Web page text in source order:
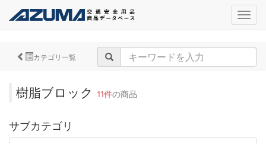
カテゴリ一覧
樹脂ブロック 11件の商品
サブカテゴリ